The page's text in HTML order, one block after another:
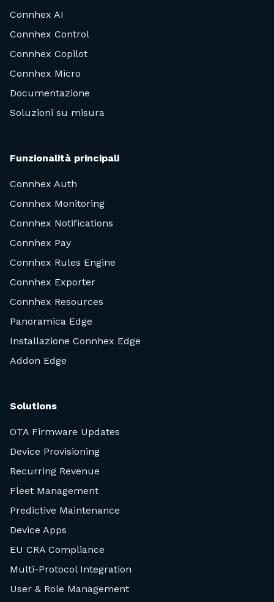
Connhex AI
Connhex Control
Connhex Copilot
Connhex Micro
Documentazione
Soluzioni su misura
Funzionalità principali
Connhex Auth
Connhex Monitoring
Connhex Notifications
Connhex Pay
Connhex Rules Engine
Connhex Exporter
Connhex Resources
Panoramica Edge
Installazione Connhex Edge
Addon Edge
Solutions
OTA Firmware Updates
Device Provisioning
Recurring Revenue
Fleet Management
Predictive Maintenance
Device Apps
EU CRA Compliance
Multi-Protocol Integration
User & Role Management